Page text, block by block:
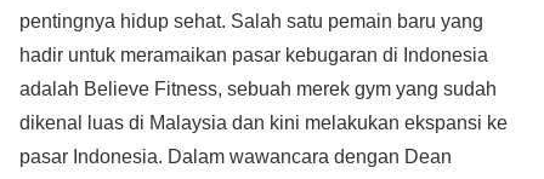
pentingnya hidup sehat. Salah satu pemain baru yang
hadir untuk meramaikan pasar kebugaran di Indonesia
adalah Believe Fitness, sebuah merek gym yang sudah
dikenal luas di Malaysia dan kini melakukan ekspansi ke
pasar Indonesia. Dalam wawancara dengan Dean